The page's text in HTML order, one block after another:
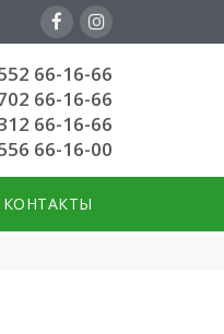
66-16-66
66-16-66
66-16-66
66-16-00
КОНТАКТЫ